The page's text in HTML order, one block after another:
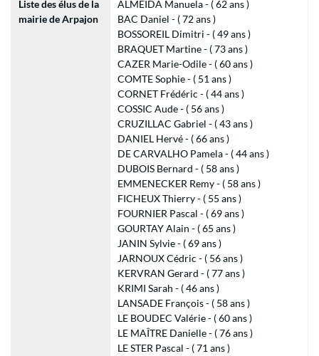
Liste des élus de la
mairie de Arpajon
ALMEIDA Manuela - ( 62 ans )
BAC Daniel - ( 72 ans )
BOSSOREIL Dimitri - ( 49 ans )
BRAQUET Martine - ( 73 ans )
CAZER Marie-Odile - ( 60 ans )
COMTE Sophie - ( 51 ans )
CORNET Frédéric - ( 44 ans )
COSSIC Aude - ( 56 ans )
CRUZILLAC Gabriel - ( 43 ans )
DANIEL Hervé - ( 66 ans )
DE CARVALHO Pamela - ( 44 ans )
DUBOIS Bernard - ( 58 ans )
EMMENECKER Remy - ( 58 ans )
FICHEUX Thierry - ( 55 ans )
FOURNIER Pascal - ( 69 ans )
GOURTAY Alain - ( 65 ans )
JANIN Sylvie - ( 69 ans )
JARNOUX Cédric - ( 56 ans )
KERVRAN Gerard - ( 77 ans )
KRIMI Sarah - ( 46 ans )
LANSADE François - ( 58 ans )
LE BOUDEC Valérie - ( 60 ans )
LE MAÎTRE Danielle - ( 76 ans )
LE STER Pascal - ( 71 ans )